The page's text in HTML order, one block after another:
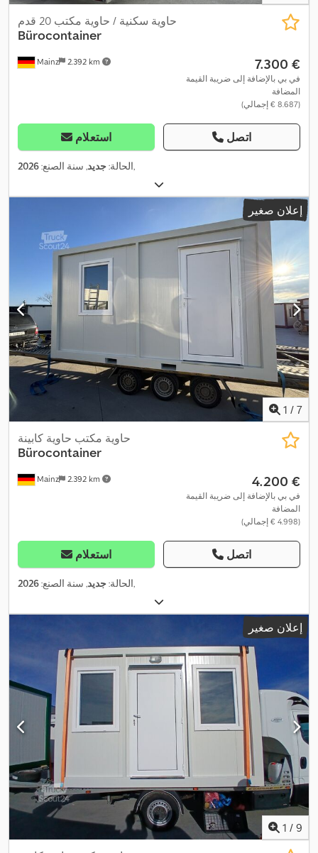
Mainz 2.392 km
حاوية سكنية / حاوية مكتب 20 قدم
Bürocontainer
‏7.300 €
في بي بالإضافة إلى ضريبة القيمة
المضافة
(‏8.687 € إجمالي)
استعلام اتصل
الحالة:جديد, سنة الصنع:2026 ,
إعلان صغير
1 / 7
Mainz 2.392 km
حاوية مكتب حاوية كابينة
Bürocontainer
‏4.200 €
في بي بالإضافة إلى ضريبة القيمة
المضافة
(‏4.998 € إجمالي)
استعلام اتصل
الحالة:جديد, سنة الصنع:2026 ,
إعلان صغير
1 / 9